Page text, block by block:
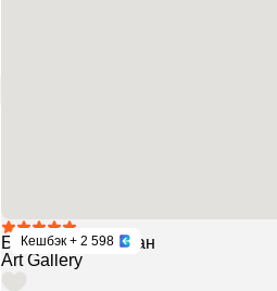
Кешбэк + 2 598
Баку, Азербайджан
Art Gallery